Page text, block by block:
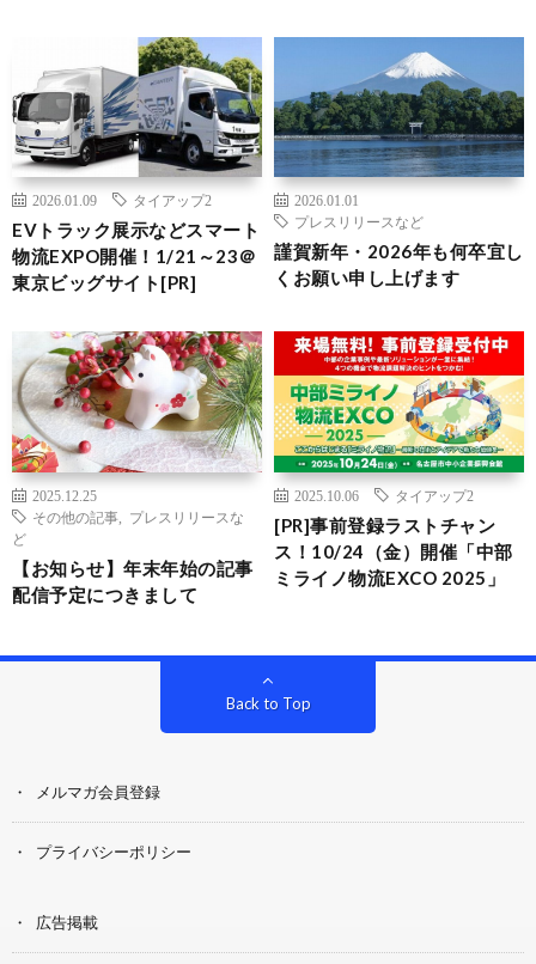
2026.01.09 タイアップ2
EVトラック展示などスマート
物流EXPO開催！1/21～23＠
東京ビッグサイト[PR]
2026.01.01
プレスリリースなど
謹賀新年・2026年も何卒宜し
くお願い申し上げます
2025.12.25
その他の記事
プレスリリースな
ど
【お知らせ】年末年始の記事
配信予定につきまして
2025.10.06 タイアップ2
[PR]事前登録ラストチャン
ス！10/24（金）開催「中部
ミライノ物流EXCO 2025」
Back to Top
メルマガ会員登録
プライバシーポリシー
広告掲載